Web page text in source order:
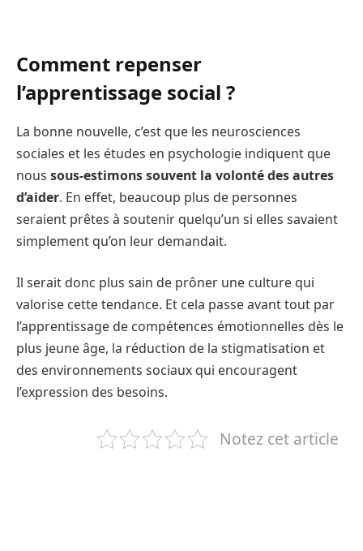
Comment repenser
l’apprentissage social ?
La bonne nouvelle, c’est que les neurosciences
sociales et les études en psychologie indiquent que
nous sous-estimons souvent la volonté des autres
d’aider. En effet, beaucoup plus de personnes
seraient prêtes à soutenir quelqu’un si elles savaient
simplement qu’on leur demandait.
Il serait donc plus sain de prôner une culture qui
valorise cette tendance. Et cela passe avant tout par
l’apprentissage de compétences émotionnelles dès le
plus jeune âge, la réduction de la stigmatisation et
des environnements sociaux qui encouragent
l’expression des besoins.
Notez cet article